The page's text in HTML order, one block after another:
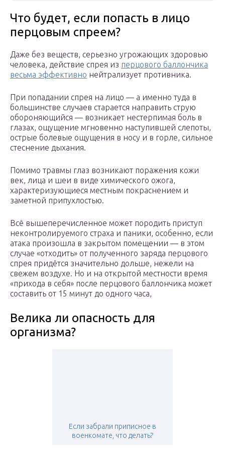
Что будет, если попасть в лицо
перцовым спреем?
Даже без веществ, серьезно угрожающих здоровью
человека, действие спрея из перцового баллончика
весьма эффективно нейтрализует противника.
При попадании спрея на лицо — а именно туда в
большинстве случаев старается направить струю
обороняющийся — возникает нестерпимая боль в
глазах, ощущение мгновенно наступившей слепоты,
острые болевые ощущения в носу и в горле, сильное
стеснение дыхания.
Помимо травмы глаз возникают поражения кожи
век, лица и шеи в виде химического ожога,
характеризующиеся местным покраснением и
заметной припухлостью.
Всё вышеперечисленное может породить приступ
неконтролируемого страха и паники, особенно, если
атака произошла в закрытом помещении — в этом
случае «отходить» от полученного заряда перцового
спрея придётся значительно дольше, нежели на
свежем воздухе. Но и на открытой местности время
«прихода в себя» после перцового баллончика может
составить от 15 минут до одного часа,
Велика ли опасность для
организма?
Если забрали приписное в
военкомате, что делать?